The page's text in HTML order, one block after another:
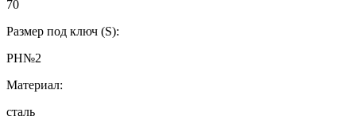
70
Размер под ключ (S):
РН№2
Материал:
сталь